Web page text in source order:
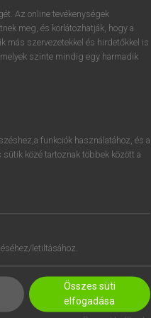
ésbelépek.
Az online tevékenységek
meg, és korlátozhatják, hogy a
más szervezetekkel és hirdetőkkel is
szinte mindig egy harmadik
funkciók használatához, és a
közé tartoznak többek között a
letiltásához.
Összes süti
elfogadása